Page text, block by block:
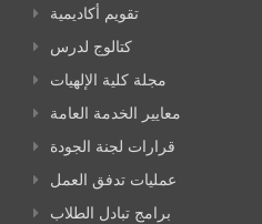
تقويم أكاديمية
كتالوج لدرس
مجلة كلية الإلهيات
معايير الخدمة العامة
قرارات لجنة الجودة
عمليات تدفق العمل
برامج تبادل الطلاب